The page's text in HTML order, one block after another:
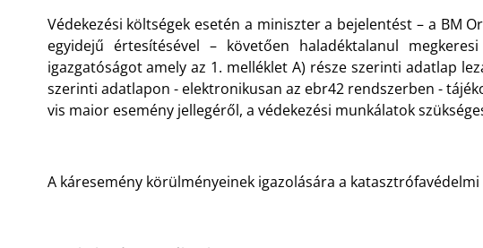
Védekezési költségek esetén a miniszter a bejelentést – a BM
egyidejű értesítésével – követően haladéktalanul
igazgatóságot amely az 1. melléklet A) része szerinti adatlap
szerinti adatlapon - elektronikusan az ebr42 rendszerben -
vis maior esemény jellegéről, a védekezési munkálatok
A káresemény körülményeinek igazolására a